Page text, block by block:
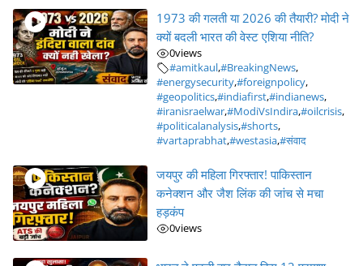
1973 की गलती या 2026 की तैयारी? मोदी ने
क्यों बदली भारत की वेस्ट एशिया नीति?
0views
#amitkaul,#BreakingNews,
#energysecurity,#foreignpolicy,
#geopolitics,#indiafirst,#indianews,
#iranisraelwar,#ModiVsIndira,#oilcrisis,
#politicalanalysis,#shorts,
#vartaprabhat,#westasia,#संवाद
जयपुर की महिला गिरफ्तार! पाकिस्तान
कनेक्शन और जैश लिंक की जांच से मचा
हड़कंप
0views